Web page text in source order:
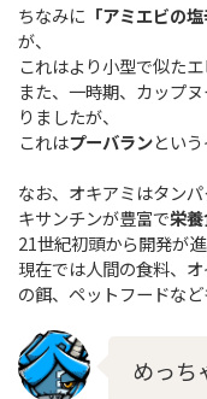
ちなみに 「アミエビの塩
が、
これはより小型で似た
また、一時期、カップ
りましたが、
これはプーバランとい
なお、オキアミはタン
キサンチンが豊富で栄
21世紀初頭から開発が進
現在では人間の食料、
の餌、ペットフードなど
めっち